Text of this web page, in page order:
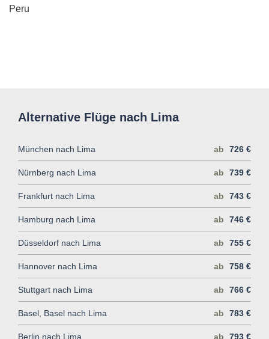
Peru
Alternative Flüge nach Lima
München nach Lima ab 726 €
Nürnberg nach Lima ab 739 €
Frankfurt nach Lima ab 743 €
Hamburg nach Lima ab 746 €
Düsseldorf nach Lima ab 755 €
Hannover nach Lima ab 758 €
Stuttgart nach Lima ab 766 €
Basel, Basel nach Lima ab 783 €
Berlin nach Lima ab 793 €